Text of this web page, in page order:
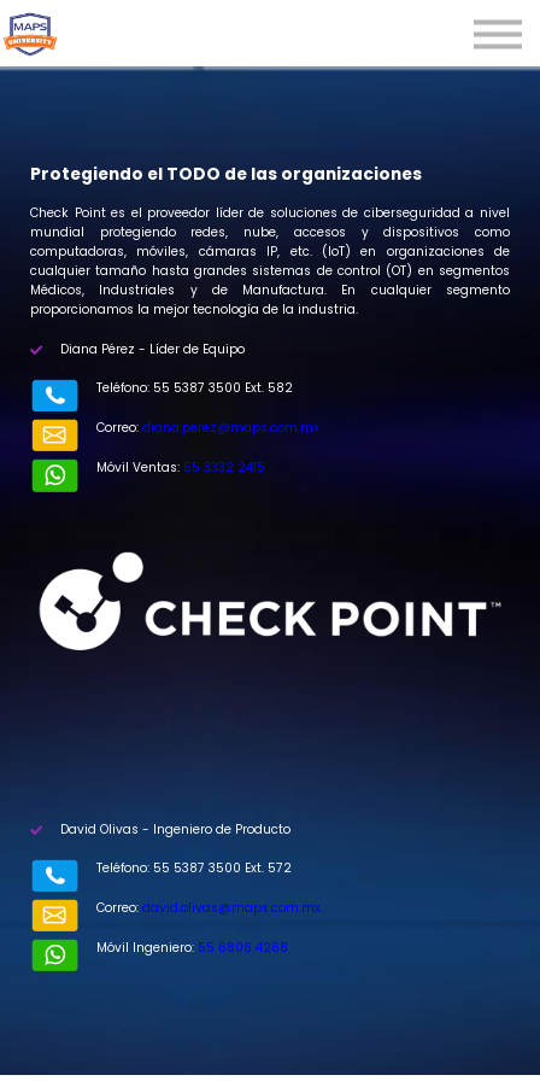
Seminarios
Iniciar sesión
Registrarse
Protegiendo el TODO de las organizaciones
Check Point es el proveedor líder de soluciones de ciberseguridad a nivel
mundial protegiendo redes, nube, accesos y dispositivos como
computadoras, móviles, cámaras IP, etc. (IoT) en organizaciones de
cualquier tamaño hasta grandes sistemas de control (OT) en segmentos
Médicos, Industriales y de Manufactura. En cualquier segmento
proporcionamos la mejor tecnología de la industria.
Diana Pérez - Líder de Equipo
Teléfono: 55 5387 3500 Ext. 582
Correo: diana.perez@maps.com.mx
Móvil Ventas: 55 3332 2415
David Olivas - Ingeniero de Producto
Teléfono: 55 5387 3500 Ext. 572
Correo: david.olivas@maps.com.mx
Móvil Ingeniero: 55 6806 4268